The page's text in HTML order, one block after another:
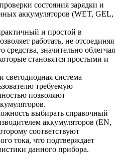
состояния зарядки и
аккумуляторов (WET, GEL,
и простой в
работать, не отсоединяя
средства, значительно облегчая
становятся простыми и
система
требуемую
позволяют
выбирать справочный
аккумуляторов (EN,
соответствуют
тока, что подтверждает
данного прибора.